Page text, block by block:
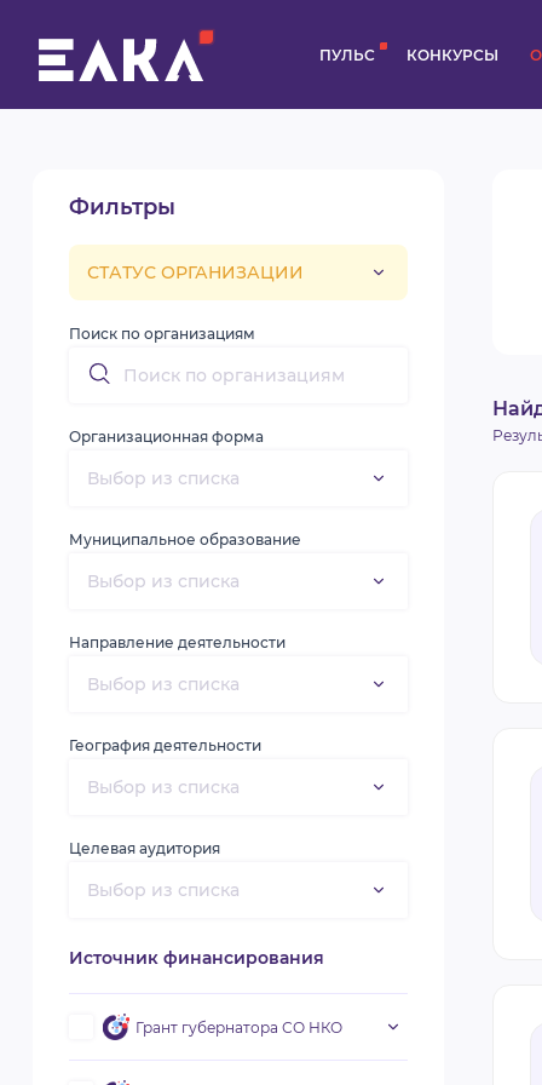
ПУЛЬС КОНКУРСЫ
Фильтры
Поиск по организациям
Организационная форма
Муниципальное образование
Направление деятельности
География деятельности
Целевая аудитория
Источник финансирования
Грант губернатора СО НКО